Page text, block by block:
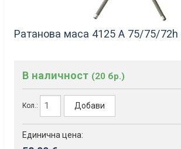
Ратанова маса 4125 А 75/75/72h
В наличност (20 бр.)
Кол.: Добави
Единична цена: